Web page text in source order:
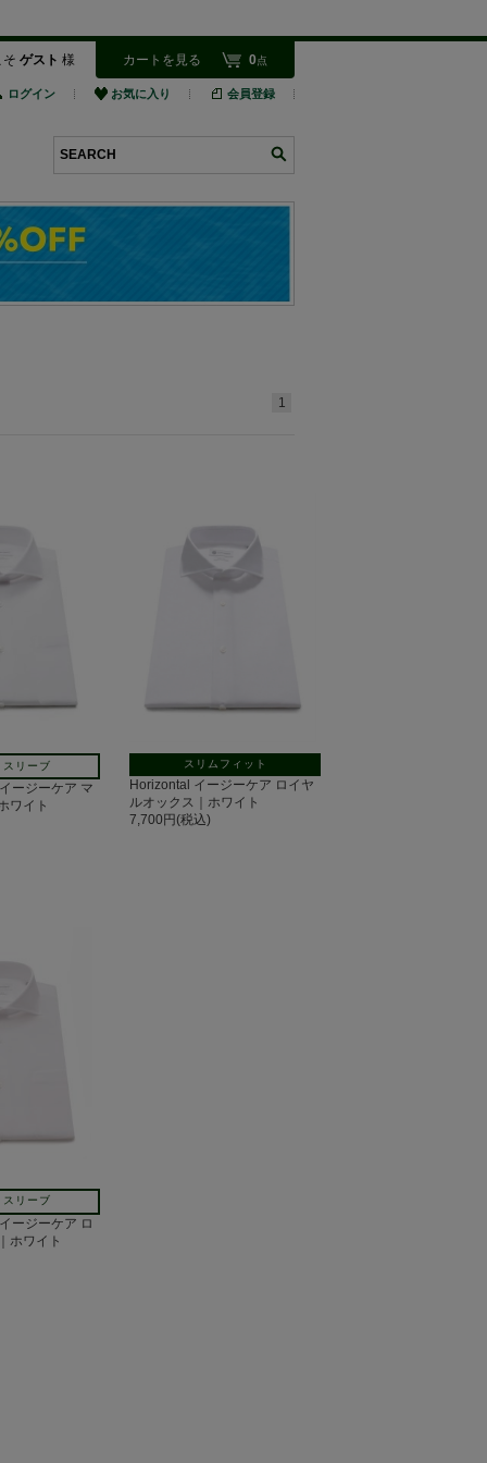
そ ゲスト 様 カートを見る 0点
ログイン お気に入り 会員登録
1
リーブ
ージーケア マ
ワイト
スリムフィット
Horizontal イージーケア ロイヤ
ルオックス｜ホワイト
7,700円(税込)
リーブ
ージーケア ロ
ホワイト